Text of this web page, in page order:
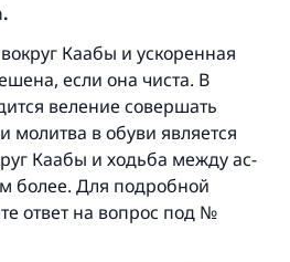
Каабы и ускоренная
если она чиста. В
веление совершать
молитва в обуви является
Каабы и ходьба между ас-
более. Для подробной
ответ на вопрос под №